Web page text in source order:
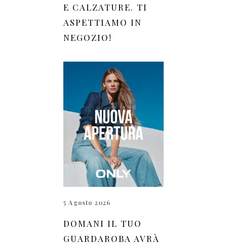
E CALZATURE. TI
ASPETTIAMO IN
NEGOZIO!
5 Agosto 2026
DOMANI IL TUO
GUARDAROBA AVRÀ